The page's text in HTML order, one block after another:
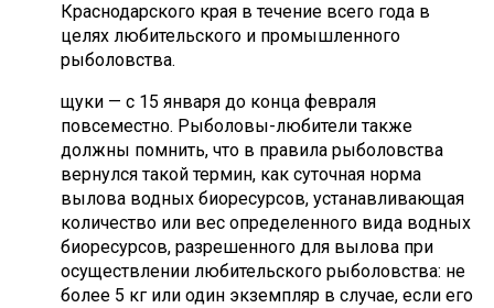
Краснодарского края в течение всего года в
целях любительского и промышленного
рыболовства.
щуки — с 15 января до конца февраля
повсеместно. Рыболовы-любители также
должны помнить, что в правила рыболовства
вернулся такой термин, как суточная норма
вылова водных биоресурсов, устанавливающая
количество или вес определенного вида водных
биоресурсов, разрешенного для вылова при
осуществлении любительского рыболовства: не
более 5 кг или один экземпляр в случае, если его